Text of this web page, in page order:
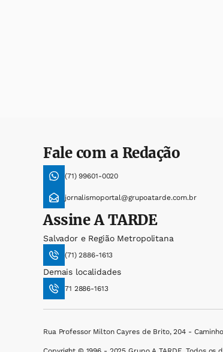
Fale com a Redação
(71) 99601-0020
jornalismoportal@grupoatarde.com.br
AssineA TARDE
Salvador e Região Metropolitana
(71) 2886-1613
Demais localidades
71 2886-1613
Rua Professor Milton Cayres de Brito, 204 -